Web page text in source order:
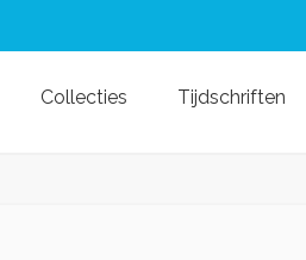
Collecties Tijdschriften